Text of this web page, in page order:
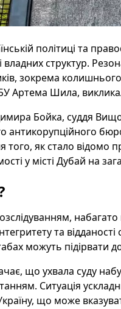
політиці та
структур.
зокрема
Артема Шила,
Бойка, суддя
антикорупційного
того, як стало
у місті Дубай на
та
можуть підірвати
що ухвала суду
Ситуація
що може